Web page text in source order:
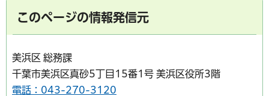
このページの情報発信元
美浜区 総務課
千葉市美浜区真砂5丁目15番1号 美浜区役所3階
電話：043-270-3120